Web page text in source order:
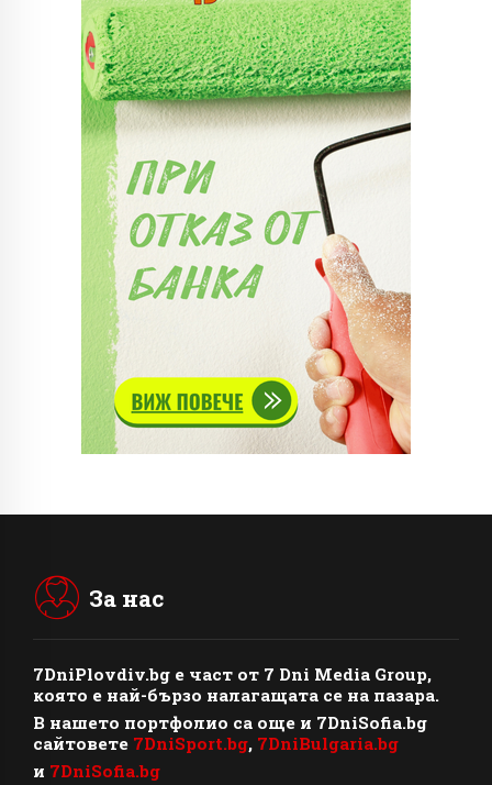
За нас
7DniPlovdiv.bg e част от 7 Dni Media Group,
която е най-бързо налагащата се на пазара.
В нашето портфолио са още и 7DniSofia.bg
сайтовете 7DniSport.bg, 7DniBulgaria.bg
и 7DniSofia.bg